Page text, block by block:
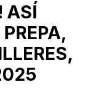
ASÍ